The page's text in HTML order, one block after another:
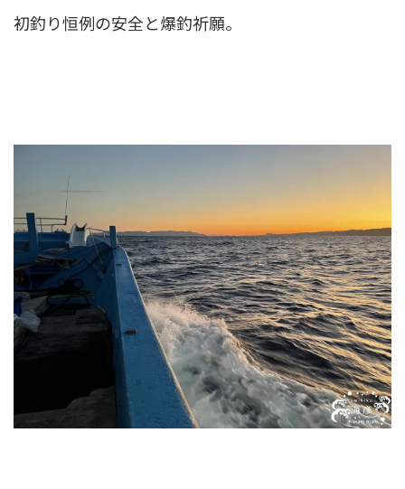
初釣り恒例の安全と爆釣祈願。